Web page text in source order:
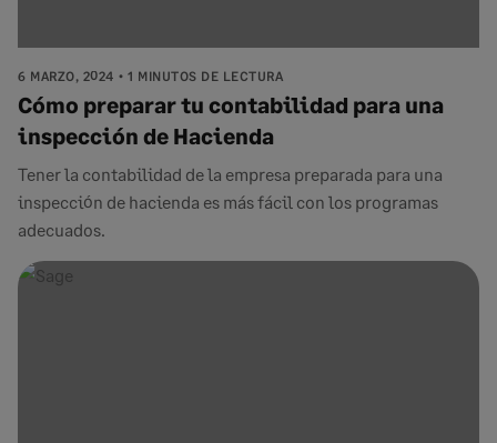
6 MARZO, 2024 1 MINUTOS DE LECTURA
Cómo preparar tu contabilidad para una
inspección de Hacienda
Tener la contabilidad de la empresa preparada para una
inspección de hacienda es más fácil con los programas
adecuados.